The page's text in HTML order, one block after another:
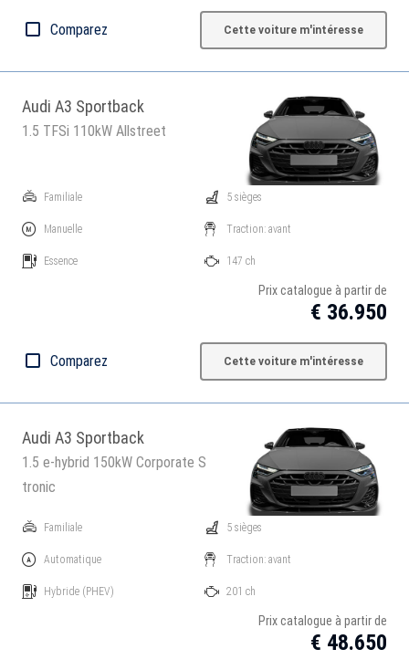
Comparez Cette voiture m'intéresse
Audi A3 Sportback
1.5 TFSi 110kW Allstreet
Familiale
Manuelle
Essence
5 sièges
Traction: avant
147 ch
Prix catalogue à partir de
€ 36.950
Comparez Cette voiture m'intéresse
Audi A3 Sportback
1.5 e-hybrid 150kW Corporate S
tronic
Familiale
Automatique
Hybride (PHEV)
5 sièges
Traction: avant
201 ch
Prix catalogue à partir de
€ 48.650